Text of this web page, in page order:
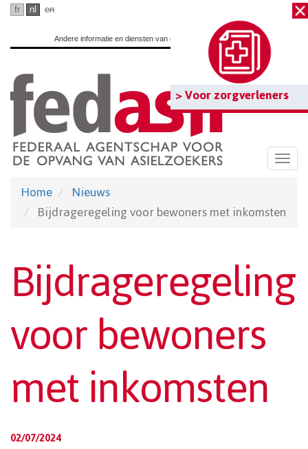
Ga
hoofdinhoud
> Voor zorgverleners
fr nl en
Andere informatie en diensten van de overheid:www.belgium.be
Home
Nieuws
Bijdrageregeling voor bewoners met inkomsten
Bijdrageregeling
voor bewoners
met inkomsten
02/07/2024